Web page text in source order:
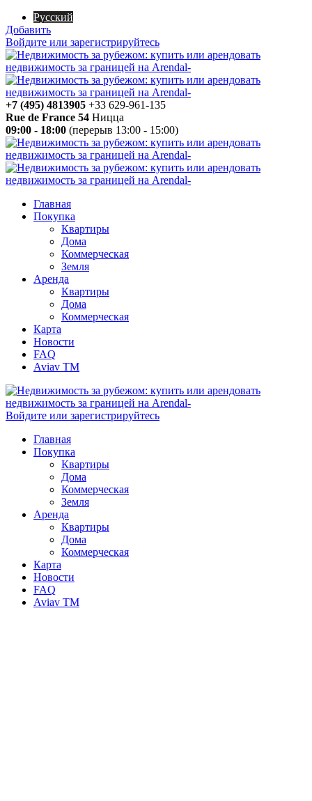
Русский
Добавить
Войдите или зарегистрируйтесь
+7 (495) 4813905 +33 629-961-135
Rue de France 54 Ницца
09:00 - 18:00 (перерыв 13:00 - 15:00)
Главная
Покупка
Квартиры
Дома
Коммерческая
Земля
Аренда
Квартиры
Дома
Коммерческая
Карта
Новости
FAQ
Aviav TM
Войдите или зарегистрируйтесь
Главная
Покупка
Квартиры
Дома
Коммерческая
Земля
Аренда
Квартиры
Дома
Коммерческая
Карта
Новости
FAQ
Aviav TM